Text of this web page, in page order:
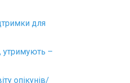
для
утримують –
опікунів/